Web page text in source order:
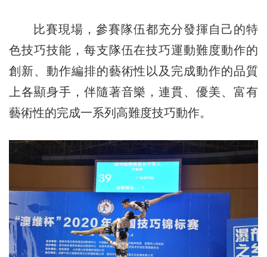
比賽現場，參賽隊伍都充分發揮自己的特
色技巧技能，每支隊伍在技巧運動難度動作的
創新、動作編排的藝術性以及完成動作的品質
上各顯身手，伴隨著音樂，連貫、優美、富有
藝術性的完成一系列高難度技巧動作。